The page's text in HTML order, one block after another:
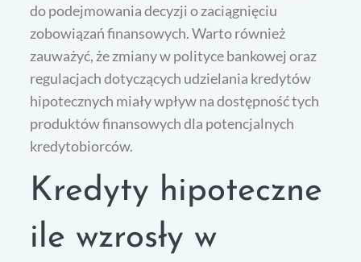
do podejmowania decyzji o zaciągnięciu
zobowiązań finansowych. Warto również
zauważyć, że zmiany w polityce bankowej oraz
regulacjach dotyczących udzielania kredytów
hipotecznych miały wpływ na dostępność tych
produktów finansowych dla potencjalnych
kredytobiorców.
Kredyty hipoteczne
ile wzrosły w